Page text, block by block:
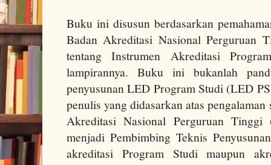
Buku ini disusun berdasarkan
Badan Akreditasi Nasional Perguruan
tentang Instrumen Akreditasi
lampirannya. Buku ini bukanlah
penyusunan LED Program Studi (LED
penulis yang didasarkan atas
Akreditasi Nasional Perguruan Tinggi
menjadi Pembimbing Teknis
akreditasi Program Studi maupun